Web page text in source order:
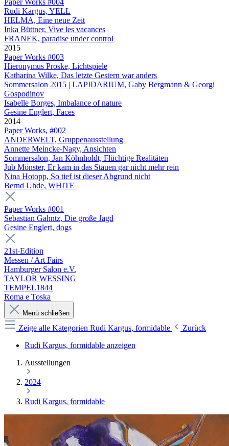
Paper Works #004
Rudi Kargus, YELL
HELMA, Eine neue Zeit
Inka Büttner, Vive les vacances
FRANEK, paradise under control
2015
Paper Works #003
Hieronymus Proske, Lichtspiele
Katharina Wilke, Das letzte Gestern war anders
Sommersalon 2015 | LAPIDARIUM, Gaby Bergmann & Georgi
Gospodinov
Isabelle Borges, Imbalance of nature
Gesine Englert, Faces
2014
Paper Works, #002
ANDERWELT, Gruppenausstellung
Annette Meincke-Nagy, Ansichten
Sommersalon, Jan Köhnholdt, Flüchtige Realitäten
Jub Mönster, Er kam in das Stauen gar nicht mehr rein
Nina Hotopp, So tief ist dieser Abgrund nicht
Bernd Uhde, WHITE
Paper Works #001
Sebastian Gahntz, Die große Jagd
Gesine Englert, dogs
21st-Edition
Messen / Art Fairs
Hamburger Salon e.V.
TAYLOR WESSING
TEMPEL1844
Roma e Toska
Menü schließen
Zeige alle Kategorien Rudi Kargus, formidable
Zurück
Rudi Kargus, formidable anzeigen
Ausstellungen
2024
Rudi Kargus, formidable